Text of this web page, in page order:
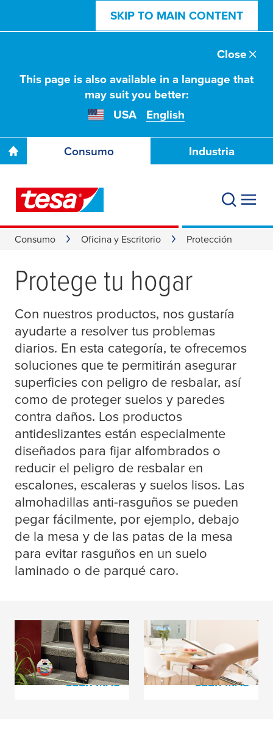
SKIP TO MAIN CONTENT
This page is also available in a language that
may suit you better:
USA
English
Close
Consumo Industria
Consumo Oficina y Escritorio Protección
Protege tu hogar
Con nuestros productos, nos gustaría
ayudarte a resolver tus problemas
diarios. En esta categoría, te ofrecemos
soluciones que te permitirán asegurar
superficies con peligro de resbalar, así
como de proteger suelos y paredes
contra daños. Los productos
antideslizantes están especialmente
diseñados para fijar alfombrados o
reducir el peligro de resbalar en
escalones, escaleras y suelos lisos. Las
almohadillas anti-rasguños se pueden
pegar fácilmente, por ejemplo, debajo
de la mesa y de las patas de la mesa
para evitar rasguños en un suelo
laminado o de parqué caro.
Cinta Antideslizante
LEER MÁS
Fieltros, Deslizantes y
Topes Antirruido
LEER MÁS